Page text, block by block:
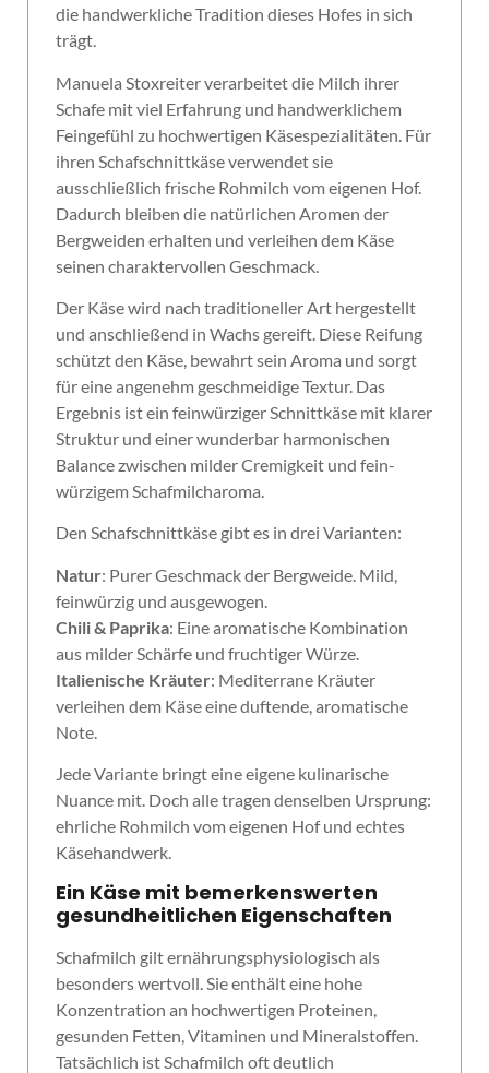
die handwerkliche Tradition dieses Hofes in sich
trägt.
Manuela Stoxreiter verarbeitet die Milch ihrer
Schafe mit viel Erfahrung und handwerklichem
Feingefühl zu hochwertigen Käsespezialitäten. Für
ihren Schafschnittkäse verwendet sie
ausschließlich frische Rohmilch vom eigenen Hof.
Dadurch bleiben die natürlichen Aromen der
Bergweiden erhalten und verleihen dem Käse
seinen charaktervollen Geschmack.
Der Käse wird nach traditioneller Art hergestellt
und anschließend in Wachs gereift. Diese Reifung
schützt den Käse, bewahrt sein Aroma und sorgt
für eine angenehm geschmeidige Textur. Das
Ergebnis ist ein feinwürziger Schnittkäse mit klarer
Struktur und einer wunderbar harmonischen
Balance zwischen milder Cremigkeit und fein-
würzigem Schafmilcharoma.
Den Schafschnittkäse gibt es in drei Varianten:
Natur: Purer Geschmack der Bergweide. Mild,
feinwürzig und ausgewogen.
Chili & Paprika: Eine aromatische Kombination
aus milder Schärfe und fruchtiger Würze.
Italienische Kräuter: Mediterrane Kräuter
verleihen dem Käse eine duftende, aromatische
Note.
Jede Variante bringt eine eigene kulinarische
Nuance mit. Doch alle tragen denselben Ursprung:
ehrliche Rohmilch vom eigenen Hof und echtes
Käsehandwerk.
Ein Käse mit bemerkenswerten
gesundheitlichen Eigenschaften
Schafmilch gilt ernährungsphysiologisch als
besonders wertvoll. Sie enthält eine hohe
Konzentration an hochwertigen Proteinen,
gesunden Fetten, Vitaminen und Mineralstoffen.
Tatsächlich ist Schafmilch oft deutlich